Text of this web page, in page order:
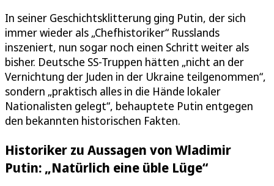
In seiner Geschichtsklitterung ging Putin, der sich
immer wieder als „Chefhistoriker“ Russlands
inszeniert, nun sogar noch einen Schritt weiter als
bisher. Deutsche SS-Truppen hätten „nicht an der
Vernichtung der Juden in der Ukraine teilgenommen“,
sondern „praktisch alles in die Hände lokaler
Nationalisten gelegt“, behauptete Putin entgegen
den bekannten historischen Fakten.
Historiker zu Aussagen von Wladimir
Putin: „Natürlich eine üble Lüge“